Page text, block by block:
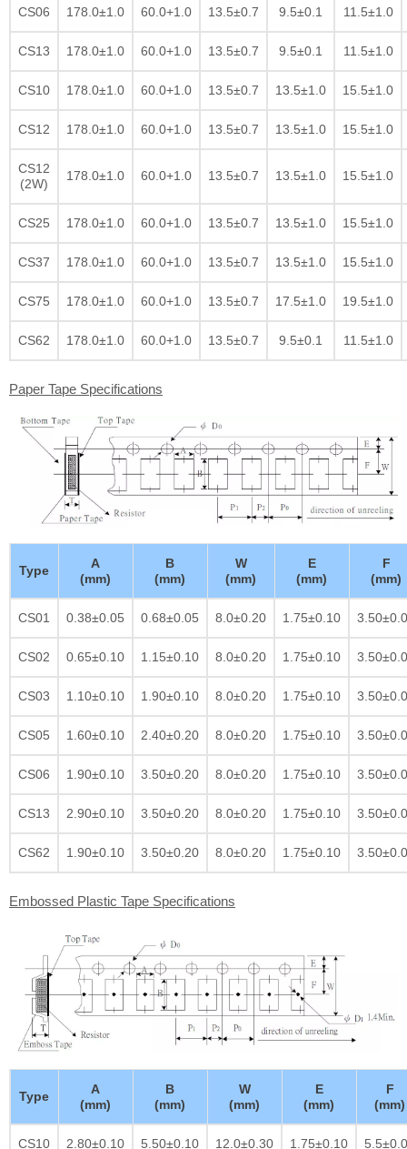
CS06 178.0±1.0 60.0+1.0 13.5±0.7 9.5±0.1 11.5±1.0
CS13 178.0±1.0 60.0+1.0 13.5±0.7 9.5±0.1 11.5±1.0
CS10 178.0±1.0 60.0+1.0 13.5±0.7 13.5±1.0 15.5±1.0
CS12 178.0±1.0 60.0+1.0 13.5±0.7 13.5±1.0 15.5±1.0
CS12
(2W)
178.0±1.0 60.0+1.0 13.5±0.7 13.5±1.0 15.5±1.0
CS25 178.0±1.0 60.0+1.0 13.5±0.7 13.5±1.0 15.5±1.0
CS37 178.0±1.0 60.0+1.0 13.5±0.7 13.5±1.0 15.5±1.0
CS75 178.0±1.0 60.0+1.0 13.5±0.7 17.5±1.0 19.5±1.0
CS62 178.0±1.0 60.0+1.0 13.5±0.7 9.5±0.1 11.5±1.0
Paper Tape Specifications
Type
A
(mm)
B
(mm)
W
(mm)
E
(mm)
F
(mm)
CS01 0.38±0.05 0.68±0.05 8.0±0.20 1.75±0.10
CS02 0.65±0.10 1.15±0.10 8.0±0.20 1.75±0.10
CS03 1.10±0.10 1.90±0.10 8.0±0.20 1.75±0.10
CS05 1.60±0.10 2.40±0.20 8.0±0.20 1.75±0.10
CS06 1.90±0.10 3.50±0.20 8.0±0.20 1.75±0.10
CS13 2.90±0.10 3.50±0.20 8.0±0.20 1.75±0.10
CS62 1.90±0.10 3.50±0.20 8.0±0.20 1.75±0.10
Embossed Plastic Tape Specifications
Type
A
(mm)
B
(mm)
W
(mm)
E
(mm)
F
(mm)
CS10 2.80±0.10 5.50±0.10 12.0±0.30 1.75±0.10